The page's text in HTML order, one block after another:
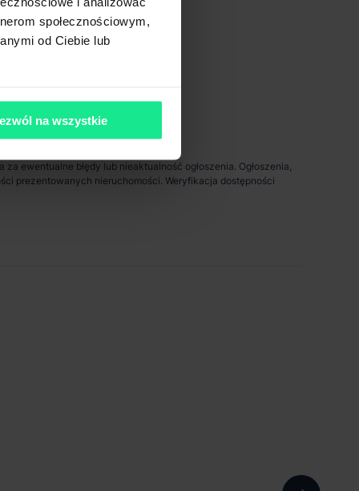
społecznościowym,
od Ciebie lub
na wszystkie
< 1 km
ewentualne błędy lub nieaktualność ogłoszenia. Ogłoszenia,
prezentowanych nieruchomości. Weryfikacja dostępności